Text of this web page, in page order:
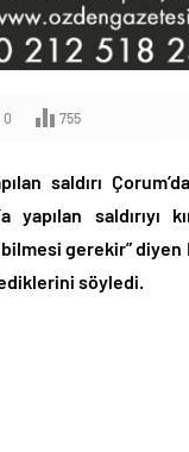
0 755
saldırı
saldırıyı
gerekir” diyen
söyledi.